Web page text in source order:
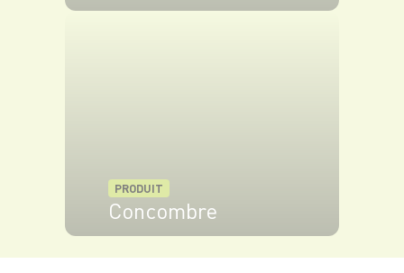
PRODUIT
Concombre